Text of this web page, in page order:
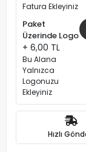
Fatura Ekleyiniz
Paket
Üzerinde Logo
+ 6,00 TL
Bu Alana
Yalnızca
Logonuzu
Ekleyiniz
Hızlı